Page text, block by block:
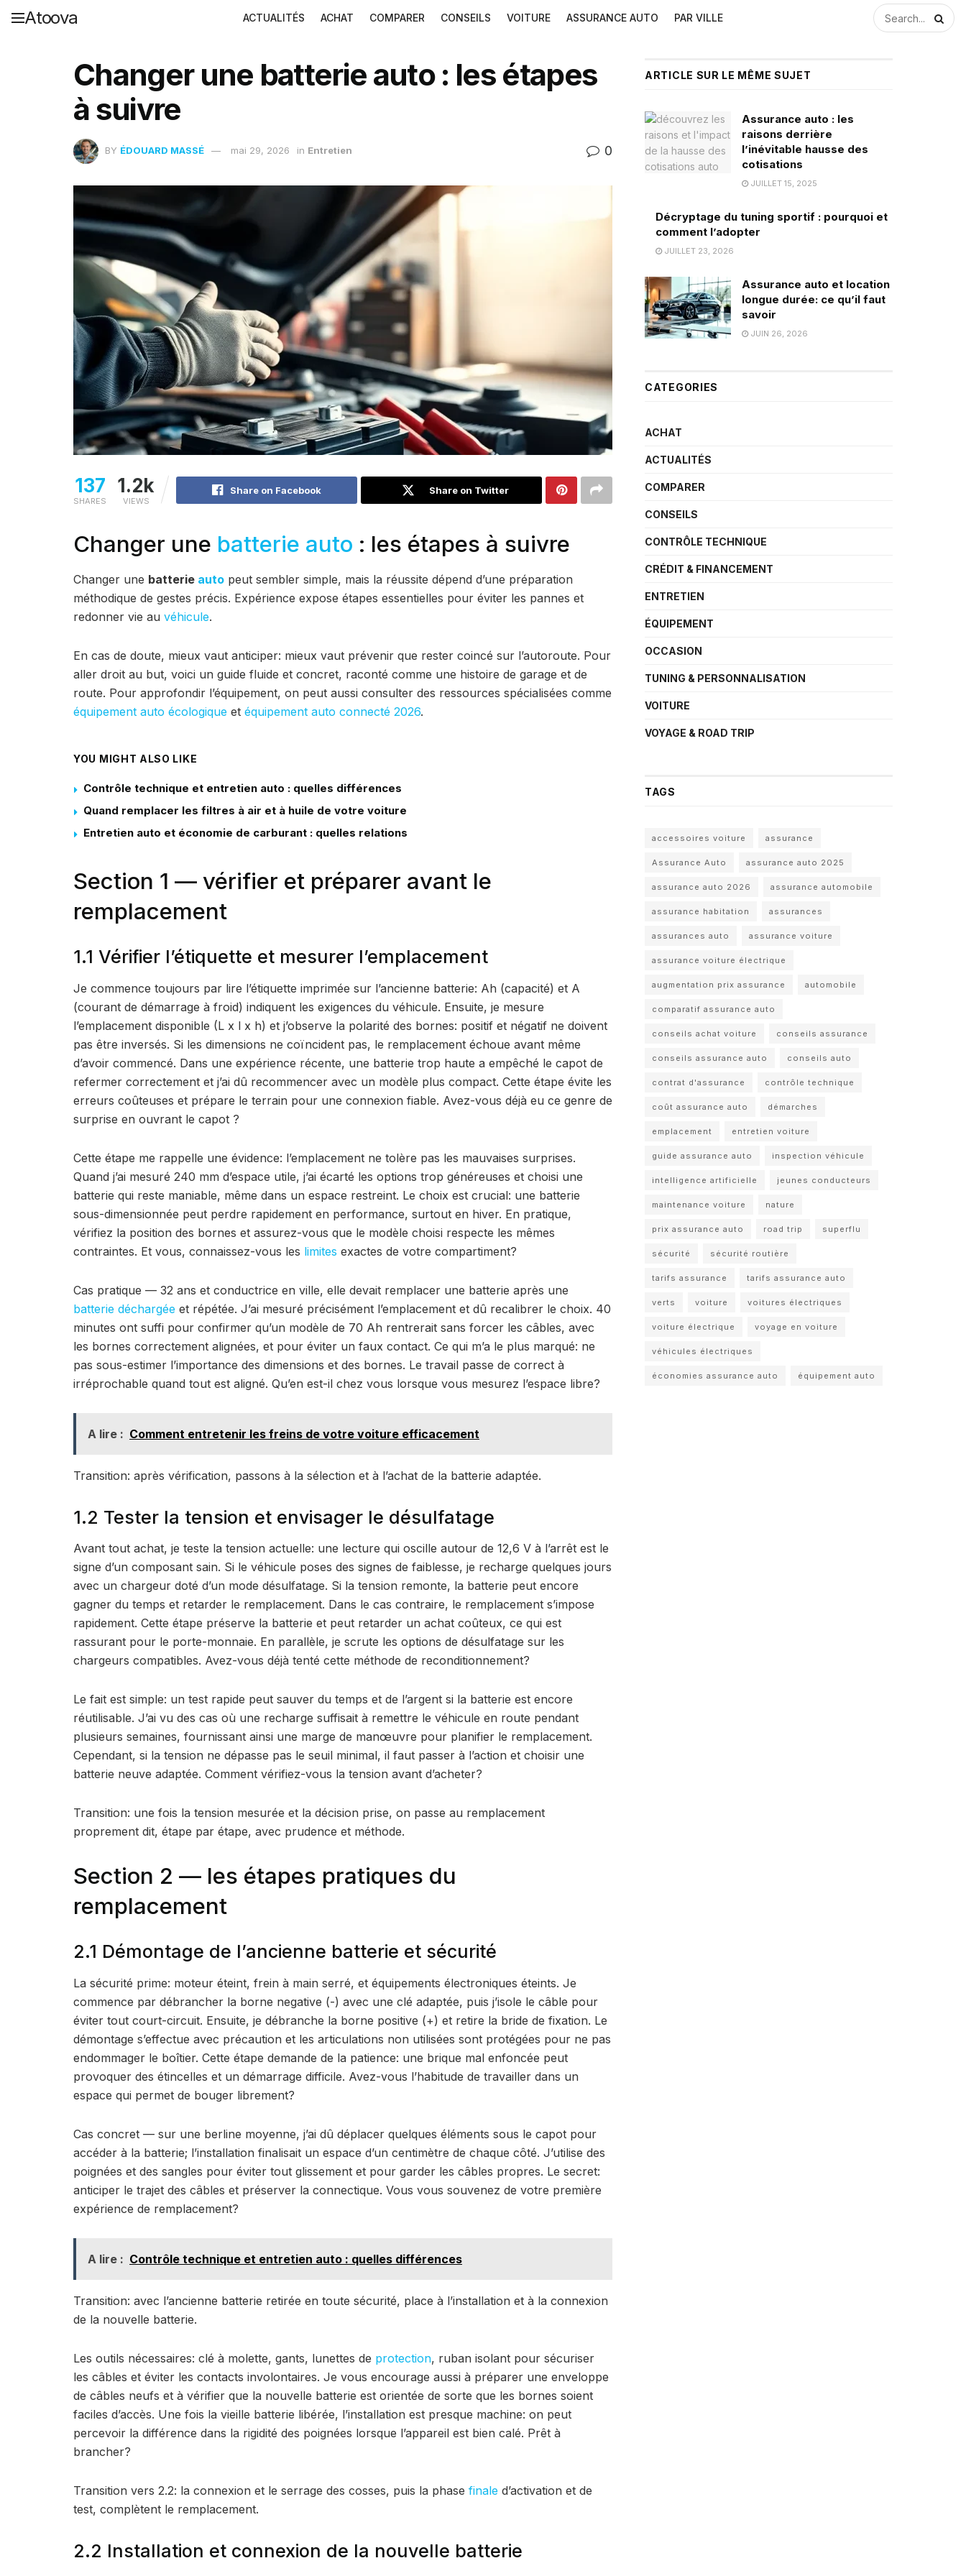
Atoova ACTUALITÉS ACHAT COMPARER CONSEILS VOITURE ASSURANCE AUTO PAR VILLE
Changer une batterie auto : les étapes
à suivre
BY ÉDOUARD MASSÉ mai 29, 2026 in Entretien 0
137
SHARES
1.2k
VIEWS
Share on Facebook Share on Twitter
Changer une batterie auto : les étapes à suivre
Changer une batterie auto peut sembler simple, mais la réussite dépend d’une préparation
méthodique de gestes précis. Expérience expose étapes essentielles pour éviter les pannes et
redonner vie au véhicule.
En cas de doute, mieux vaut anticiper: mieux vaut prévenir que rester coincé sur l’autoroute. Pour
aller droit au but, voici un guide fluide et concret, raconté comme une histoire de garage et de
route. Pour approfondir l’équipement, on peut aussi consulter des ressources spécialisées comme
équipement auto écologique et équipement auto connecté 2026.
YOU MIGHT ALSO LIKE
Contrôle technique et entretien auto : quelles différences
Quand remplacer les filtres à air et à huile de votre voiture
Entretien auto et économie de carburant : quelles relations
Section 1 — vérifier et préparer avant le
remplacement
1.1 Vérifier l’étiquette et mesurer l’emplacement
Je commence toujours par lire l’étiquette imprimée sur l’ancienne batterie: Ah (capacité) et A
(courant de démarrage à froid) indiquent les exigences du véhicule. Ensuite, je mesure
l’emplacement disponible (L x l x h) et j’observe la polarité des bornes: positif et négatif ne doivent
pas être inversés. Si les dimensions ne coïncident pas, le remplacement échoue avant même
d’avoir commencé. Dans une expérience récente, une batterie trop haute a empêché le capot de
refermer correctement et j’ai dû recommencer avec un modèle plus compact. Cette étape évite les
erreurs coûteuses et prépare le terrain pour une connexion fiable. Avez-vous déjà eu ce genre de
surprise en ouvrant le capot ?
Cette étape me rappelle une évidence: l’emplacement ne tolère pas les mauvaises surprises.
Quand j’ai mesuré 240 mm d’espace utile, j’ai écarté les options trop généreuses et choisi une
batterie qui reste maniable, même dans un espace restreint. Le choix est crucial: une batterie
sous-dimensionnée peut perdre rapidement en performance, surtout en hiver. En pratique,
vérifiez la position des bornes et assurez-vous que le modèle choisi respecte les mêmes
contraintes. Et vous, connaissez-vous les limites exactes de votre compartiment?
Cas pratique — 32 ans et conductrice en ville, elle devait remplacer une batterie après une
batterie déchargée et répétée. J’ai mesuré précisément l’emplacement et dû recalibrer le choix. 40
minutes ont suffi pour confirmer qu’un modèle de 70 Ah rentrerait sans forcer les câbles, avec
les bornes correctement alignées, et pour éviter un faux contact. Ce qui m’a le plus marqué: ne
pas sous-estimer l’importance des dimensions et des bornes. Le travail passe de correct à
irréprochable quand tout est aligné. Qu’en est-il chez vous lorsque vous mesurez l’espace libre?
A lire : Comment entretenir les freins de votre voiture efficacement
Transition: après vérification, passons à la sélection et à l’achat de la batterie adaptée.
1.2 Tester la tension et envisager le désulfatage
Avant tout achat, je teste la tension actuelle: une lecture qui oscille autour de 12,6 V à l’arrêt est le
signe d’un composant sain. Si le véhicule poses des signes de faiblesse, je recharge quelques jours
avec un chargeur doté d’un mode désulfatage. Si la tension remonte, la batterie peut encore
gagner du temps et retarder le remplacement. Dans le cas contraire, le remplacement s’impose
rapidement. Cette étape préserve la batterie et peut retarder un achat coûteux, ce qui est
rassurant pour le porte-monnaie. En parallèle, je scrute les options de désulfatage sur les
chargeurs compatibles. Avez-vous déjà tenté cette méthode de reconditionnement?
Le fait est simple: un test rapide peut sauver du temps et de l’argent si la batterie est encore
réutilisable. J’ai vu des cas où une recharge suffisait à remettre le véhicule en route pendant
plusieurs semaines, fournissant ainsi une marge de manœuvre pour planifier le remplacement.
Cependant, si la tension ne dépasse pas le seuil minimal, il faut passer à l’action et choisir une
batterie neuve adaptée. Comment vérifiez-vous la tension avant d’acheter?
Transition: une fois la tension mesurée et la décision prise, on passe au remplacement
proprement dit, étape par étape, avec prudence et méthode.
Section 2 — les étapes pratiques du
remplacement
2.1 Démontage de l’ancienne batterie et sécurité
La sécurité prime: moteur éteint, frein à main serré, et équipements électroniques éteints. Je
commence par débrancher la borne negative (-) avec une clé adaptée, puis j’isole le câble pour
éviter tout court-circuit. Ensuite, je débranche la borne positive (+) et retire la bride de fixation. Le
démontage s’effectue avec précaution et les articulations non utilisées sont protégées pour ne pas
endommager le boîtier. Cette étape demande de la patience: une brique mal enfoncée peut
provoquer des étincelles et un démarrage difficile. Avez-vous l’habitude de travailler dans un
espace qui permet de bouger librement?
Cas concret — sur une berline moyenne, j’ai dû déplacer quelques éléments sous le capot pour
accéder à la batterie; l’installation finalisait un espace d’un centimètre de chaque côté. J’utilise des
poignées et des sangles pour éviter tout glissement et pour garder les câbles propres. Le secret:
anticiper le trajet des câbles et préserver la connectique. Vous vous souvenez de votre première
expérience de remplacement?
A lire : Contrôle technique et entretien auto : quelles différences
Transition: avec l’ancienne batterie retirée en toute sécurité, place à l’installation et à la connexion
de la nouvelle batterie.
Les outils nécessaires: clé à molette, gants, lunettes de protection, ruban isolant pour sécuriser
les câbles et éviter les contacts involontaires. Je vous encourage aussi à préparer une enveloppe
de câbles neufs et à vérifier que la nouvelle batterie est orientée de sorte que les bornes soient
faciles d’accès. Une fois la vieille batterie libérée, l’installation est presque machine: on peut
percevoir la différence dans la rigidité des poignées lorsque l’appareil est bien calé. Prêt à
brancher?
Transition vers 2.2: la connexion et le serrage des cosses, puis la phase finale d’activation et de
test, complètent le remplacement.
2.2 Installation et connexion de la nouvelle batterie
ARTICLE SUR LE MÊME SUJET
Assurance auto : les
raisons derrière
l’inévitable hausse des
cotisations
JUILLET 15, 2025
Décryptage du tuning sportif : pourquoi et
comment l’adopter
JUILLET 23, 2026
Assurance auto et location
longue durée: ce qu’il faut
savoir
JUIN 26, 2026
CATEGORIES
ACHAT
ACTUALITÉS
COMPARER
CONSEILS
CONTRÔLE TECHNIQUE
CRÉDIT & FINANCEMENT
ENTRETIEN
ÉQUIPEMENT
OCCASION
TUNING & PERSONNALISATION
VOITURE
VOYAGE & ROAD TRIP
TAGS
accessoires voiture assurance
Assurance Auto assurance auto 2025
assurance auto 2026 assurance automobile
assurance habitation assurances
assurances auto assurance voiture
assurance voiture électrique
augmentation prix assurance automobile
comparatif assurance auto
conseils achat voiture conseils assurance
conseils assurance auto conseils auto
contrat d'assurance contrôle technique
coût assurance auto démarches
emplacement entretien voiture
guide assurance auto inspection véhicule
intelligence artificielle jeunes conducteurs
maintenance voiture nature
prix assurance auto road trip superflu
sécurité sécurité routière
tarifs assurance tarifs assurance auto
verts voiture voitures électriques
voiture électrique voyage en voiture
véhicules électriques
économies assurance auto équipement auto